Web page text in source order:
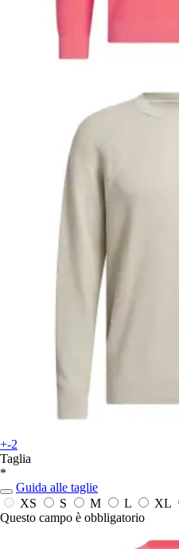
+-2
Taglia
*
Guida alle taglie
XS
S M L XL
Questo campo è obbligatorio